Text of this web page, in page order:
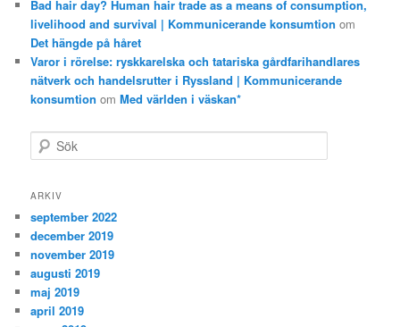
Bad hair day? Human hair trade as a means of consumption,
livelihood and survival | Kommunicerande konsumtion om
Det hängde på håret
Varor i rörelse: ryskkarelska och tatariska gårdfarihandlares
nätverk och handelsrutter i Ryssland | Kommunicerande
konsumtion omMed världen i väskan*
ö
ARKIV
september 2022
december 2019
november 2019
augusti 2019
maj 2019
april 2019